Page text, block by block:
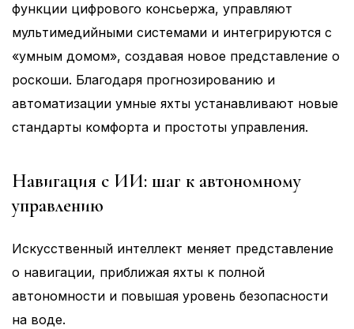
функции цифрового консьержа, управляют
мультимедийными системами и интегрируются с
«умным домом», создавая новое представление о
роскоши. Благодаря прогнозированию и
автоматизации умные яхты устанавливают новые
стандарты комфорта и простоты управления.
Навигация с ИИ: шаг к автономному
управлению
Искусственный интеллект меняет представление
о навигации, приближая яхты к полной
автономности и повышая уровень безопасности
на воде.